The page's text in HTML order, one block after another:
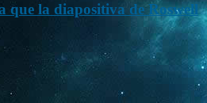
que la diapositiva de Roswell